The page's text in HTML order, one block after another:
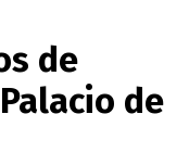
de
de